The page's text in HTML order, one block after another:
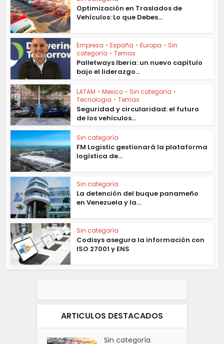
Optimización en Traslados de
Vehículos: Lo que Debes...
Empresa • España • Europa • Sin
categoría • Temas
Palletways Iberia: un nuevo capítulo
bajo el liderazgo...
LATAM • Mexico • Sin categoría •
Tecnologia • Temas
Seguridad y circularidad: el futuro
de los vehículos...
Sin categoría
FM Logistic gestionará la plataforma
logística de...
Sin categoría
La detención del buque panameño
en Venezuela y la...
Sin categoría
Codisys asegura la información con
ISO 27001 y ENS
ARTICULOS DESTACADOS
Sin categoría